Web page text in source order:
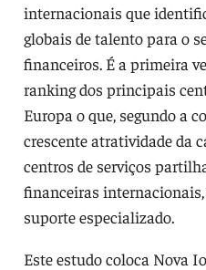
internacionais que
globais de talento para o
financeiros. É a primeira
ranking dos principais
Europa o que, segundo a
crescente atratividade da
centros de serviços
financeiras
suporte especializado.
Este estudo coloca Nova